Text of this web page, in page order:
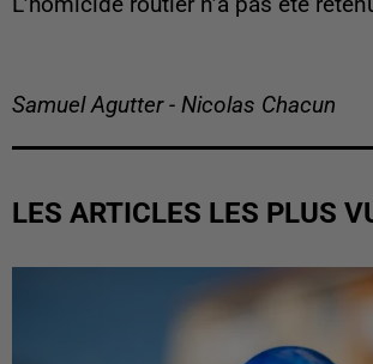
Samuel Agutter - Nicolas Chacun
LES ARTICLES LES PLUS